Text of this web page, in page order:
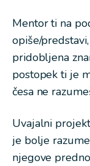
Mentor ti na
opiše/
pridobljena
postopek ti je
česa ne
Uvajalni
je bolje
njegove